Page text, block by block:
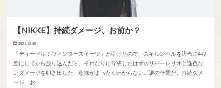
【NIKKE】持続ダメージ、お前か？
2025.12.30
「ディーゼル：ウィンタースイーツ」が引けたので、スキルレベルを適当に4程
度にしてから放り込んだら、それなりに育成したはずのリバーレリオと遜色な
いダメージを叩き出した。意味がまったくわからない。誰の仕業だ。持続ダメ
ージ、お…